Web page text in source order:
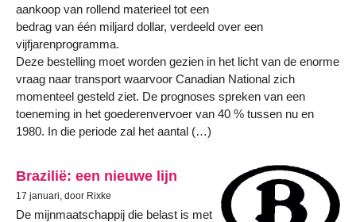
aankoop van rollend materieel tot een
bedrag van één miljard dollar, verdeeld over een
vijfjarenprogramma.
Deze bestelling moet worden gezien in het licht van de enorme
vraag naar transport waarvoor Canadian National zich
momenteel gesteld ziet. De prognoses spreken van een
toeneming in het goederenvervoer van 40 % tussen nu en
1980. In die periode zal het aantal (…)
Brazilië: een nieuwe lijn
17 januari, door Rixke
De mijnmaatschappij die belast is met